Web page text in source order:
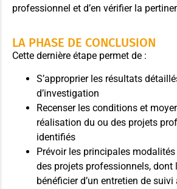
professionnel et d’en vérifier la
LA PHASE DE CONCLUSION
Cette dernière étape permet de :
S’approprier les résultats
d’investigation
Recenser les conditions et
réalisation du ou des projets
identifiés
Prévoir les principales
des projets professionnels, dont
bénéficier d’un entretien de